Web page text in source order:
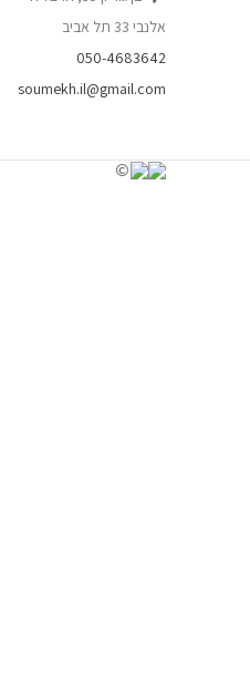
אלנבי 33 תל אביב
050-4683642
soumekh.il@gmail.com